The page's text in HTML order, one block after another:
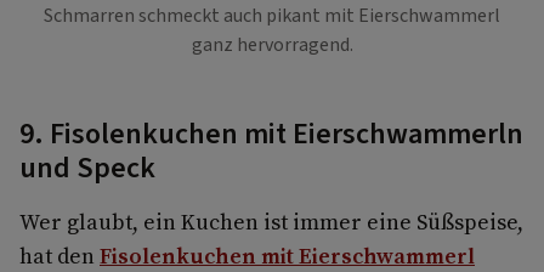
Schmarren schmeckt auch pikant mit Eierschwammerl
ganz hervorragend.
9. Fisolenkuchen mit Eierschwammerln
und Speck
Wer glaubt, ein Kuchen ist immer eine Süßspeise,
hat den Fisolenkuchen mit Eierschwammerl